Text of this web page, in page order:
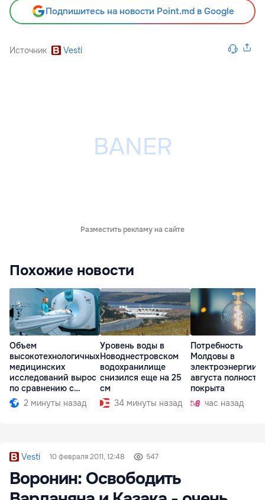
Подпишитесь на новости Point.md в Google
Источник Vesti
Разместить рекламу на сайте
Похожие новости
Объем
высокотехнологичных
медицинских
исследований вырос
по сравнению с
прошлым годом
2 минуты назад
Уровень воды в
Новоднестровском
водохранилище
снизился еще на 25
см
34 минуты назад
Потребность
Молдовы в
электроэнергии
августа
покрыта
час назад
Vesti 10 февраля 2011, 12:48 547
Воронин: Освободить